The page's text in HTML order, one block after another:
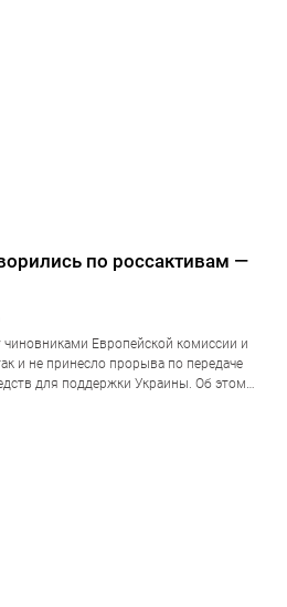
по россактивам —
Европейской комиссии и
и не принесло прорыва по передаче
для поддержки Украины. Об этом
предложений Европейской комиссии…